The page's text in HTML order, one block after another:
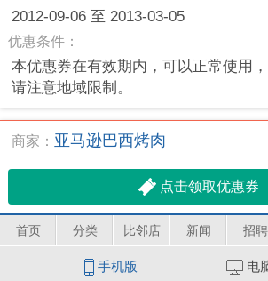
2012-09-06 至 2013-03-05
优惠条件：
本优惠券在有效期内，可以正常使用
请注意地域限制。
商家： 亚马逊巴西烤肉
点击领取优惠券
首页 分类 比邻店 新闻 招聘
手机版 电